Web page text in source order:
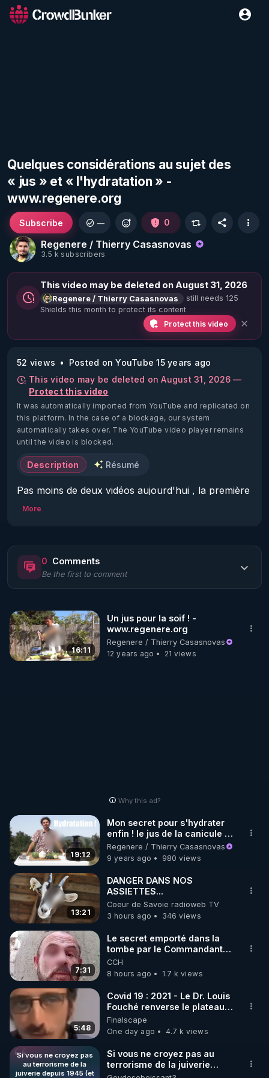
Quelques considérations au sujet des
« jus » et « l'hydratation » -
www.regenere.org
Regenere / Thierry Casasnovas
3.5 k subscribers
Subscribe — 0
This video may be deleted on August 31, 2026
Regenere / Thierry Casasnovas
still needs 125
Shields this month to protect its content
Protect this video
52 views
Posted on YouTube 15 years ago
This video may be deleted on August 31, 2026 —
Protect this video
It was automatically imported from YouTube and replicated on
this platform. In the case of a blockage, our system
automatically takes over. The YouTube video player remains
until the video is blocked.
Description Résumé
Pas moins de deux vidéos aujourd'hui , la première
afin de clarifier ma position par rapport aux
actuelle, la seconde thématique sur le sujet ô
combien crucial de l'hydratation , avec nombre de
points essentiels que je souhaitais préciser...
More
0 Comments
Be the first to comment
16:11
Un jus pour la soif ! -
www.regenere.org
Regenere / Thierry Casasnovas
12 years ago
21 views
Why this ad?
19:12
Mon secret pour s'hydrater
enfin ! le jus de la canicule -
www.regenere.org
Regenere / Thierry Casasnovas
9 years ago
980 views
13:21
DANGER DANS NOS
ASSIETTES...
Coeur de Savoie radioweb TV
3 hours ago
346 views
7:31
Le secret emporté dans la
tombe par le Commandant
Cousteau le 25 juin 1997
CCH
8 hours ago
1.7 k views
5:48
Covid 19 : 2021 - Le Dr. Louis
Fouché renverse le plateau
de CNews !
Finalscape
One day ago
4.7 k views
Si vous ne croyez pas
au terrorisme de la
juiverie depuis 1945 (et
Si vous ne croyez pas au
terrorisme de la juiverie
depuis 1945 (et bien avant) ,